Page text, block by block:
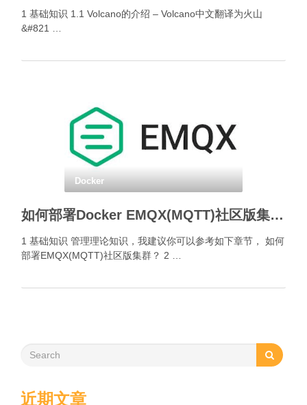
1 基础知识 1.1 Volcano的介绍 – Volcano中文翻译为火山
&#821 …
Docker
如何部署Docker EMQX(MQTT)社区版集群？
1 基础知识 管理理论知识，我建议你可以参考如下章节， 如何
部署EMQX(MQTT)社区版集群？ 2 …
近期文章